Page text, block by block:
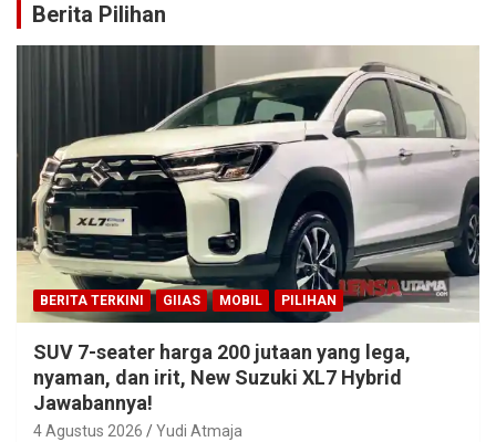
Berita Pilihan
BERITA TERKINI GIIAS MOBIL PILIHAN
SUV 7-seater harga 200 jutaan yang lega,
nyaman, dan irit, New Suzuki XL7 Hybrid
Jawabannya!
4 Agustus 2026 Yudi Atmaja